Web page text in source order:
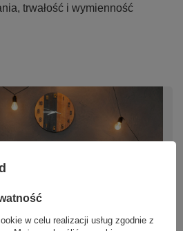
trwałość i wymienność
w celu realizacji usług zgodnie z